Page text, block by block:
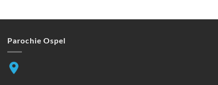
Parochie Ospel